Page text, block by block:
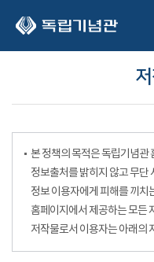
본 정책의 목적은 독립기념관
정보출처를 밝히지 않고 무단
정보 이용자에게 피해를 끼치
홈페이지에서 제공하는 모든
저작물로서 이용자는 아래의